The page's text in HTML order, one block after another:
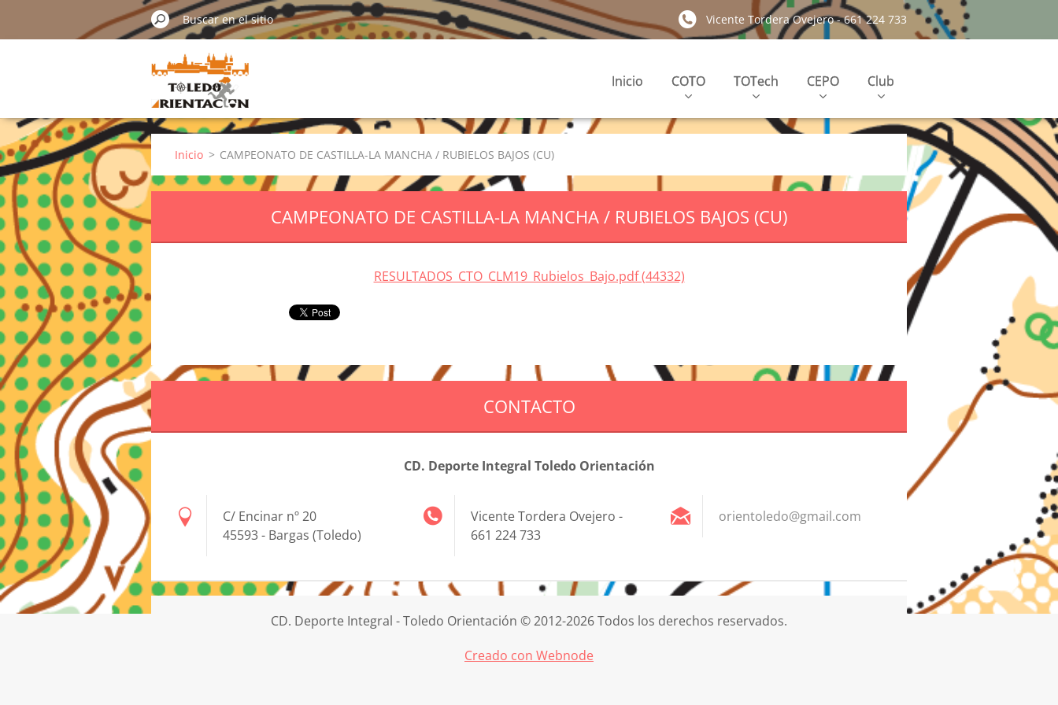
Vicente Tordera Ovejero - 661 224 733
Inicio COTO TOTech CEPO Club
Inicio > CAMPEONATO DE CASTILLA-LA MANCHA / RUBIELOS BAJOS (CU)
CAMPEONATO DE CASTILLA-LA MANCHA / RUBIELOS BAJOS (CU)
RESULTADOS_CTO_CLM19_Rubielos_Bajo.pdf (44332)
CONTACTO
CD. Deporte Integral Toledo Orientación
C/ Encinar nº 20
45593 - Bargas (Toledo)
Vicente Tordera Ovejero -
661 224 733
orientoledo@gmail.com
CD. Deporte Integral - Toledo Orientación © 2012-2026 Todos los derechos reservados.
Creado con Webnode